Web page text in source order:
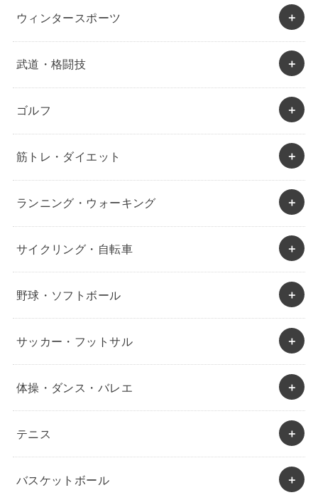
ウィンタースポーツ
武道・格闘技
ゴルフ
筋トレ・ダイエット
ランニング・ウォーキング
サイクリング・自転車
野球・ソフトボール
サッカー・フットサル
体操・ダンス・バレエ
テニス
バスケットボール